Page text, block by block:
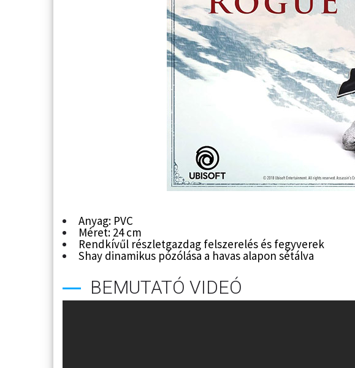
Anyag: PVC
Méret: 24 cm
Rendkívűl részletgazdag felszerelés és fegyverek
Shay dinamikus pózólása a havas alapon sétálva
BEMUTATÓ VIDEÓ